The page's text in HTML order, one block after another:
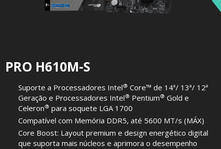
PRO H610M-S
Suporte a Processadores Intel® Core™ de 14ª/ 13ª/ 12ª
Geração e Processadores Intel® Pentium® Gold e
Celeron® para soquete LGA 1700
Compatível com Memória DDR5, até 5600 MT/s (MÁX)
Core Boost: Layout premium e design energético digital
que suporta mais núcleos e aprimora o desempenho